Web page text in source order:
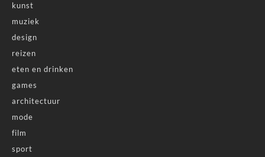
kunst
muziek
design
reizen
eten en drinken
games
architectuur
mode
film
sport